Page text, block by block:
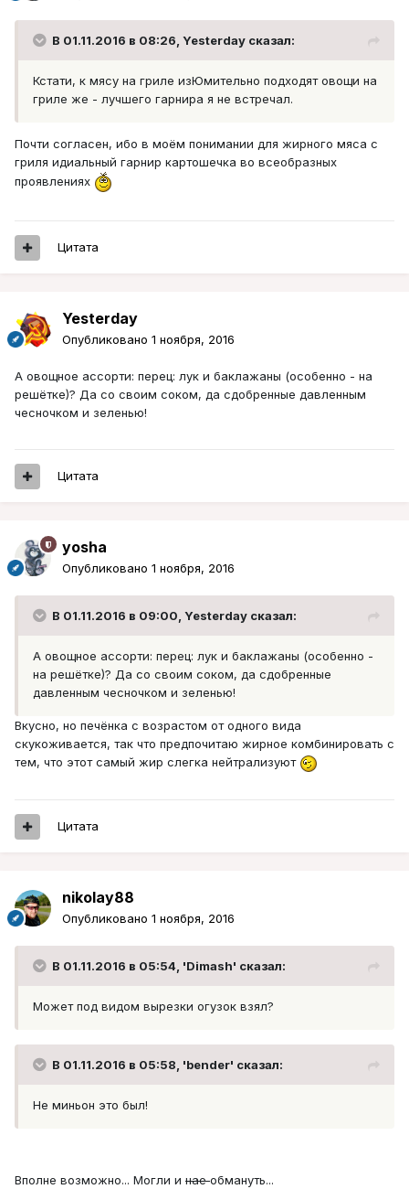
В 01.11.2016 в 08:26, Yesterday сказал:
Кстати, к мясу на гриле изЮмительно подходят овощи на
гриле же - лучшего гарнира я не встречал.
Почти согласен, ибо в моём понимании для жирного мяса с
гриля идиальный гарнир картошечка во всеобразных
проявлениях
Цитата
Yesterday
Опубликовано 1 ноября, 2016
А овощное ассорти: перец: лук и баклажаны (особенно - на
решётке)? Да со своим соком, да сдобренные давленным
чесночком и зеленью!
Цитата
yosha
Опубликовано 1 ноября, 2016
В 01.11.2016 в 09:00, Yesterday сказал:
А овощное ассорти: перец: лук и баклажаны (особенно -
на решётке)? Да со своим соком, да сдобренные
давленным чесночком и зеленью!
Вкусно, но печёнка с возрастом от одного вида
скукоживается, так что предпочитаю жирное комбинировать с
тем, что этот самый жир слегка нейтрализуют
Цитата
nikolay88
Опубликовано 1 ноября, 2016
В 01.11.2016 в 05:54, 'Dimash' сказал:
Может под видом вырезки огузок взял?
В 01.11.2016 в 05:58, 'bender' сказал:
Не миньон это был!
Вполне возможно... Могли и наеобмануть...